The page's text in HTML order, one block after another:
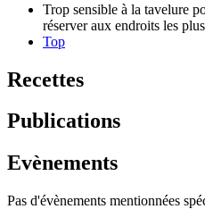
Trop sensible à la tavelure
réserver aux endroits les
Top
Recettes
Publications
Evènements
Pas d'évènements mentionnées